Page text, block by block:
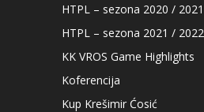
HTPL – sezona 2020 / 2021
HTPL – sezona 2021 / 2022
KK VROS Game Highlights
Koferencija
Kup Krešimir Ćosić